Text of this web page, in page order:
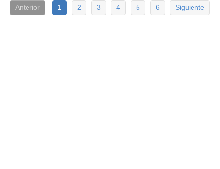
Anterior 1 2 3 4 5 6 Siguiente